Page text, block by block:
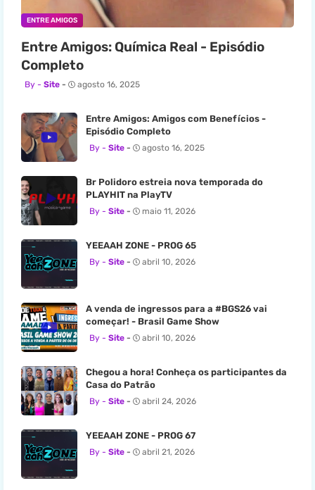
ENTRE AMIGOS
Entre Amigos: Química Real - Episódio
Completo
Site agosto 16, 2025
Entre Amigos: Amigos com Benefícios -
Episódio Completo
Site agosto 16, 2025
Br Polidoro estreia nova temporada do
PLAYHIT na PlayTV
Site maio 11, 2026
YEEAAH ZONE - PROG 65
Site abril 10, 2026
A venda de ingressos para a #BGS26 vai
começar! - Brasil Game Show
Site abril 10, 2026
Chegou a hora! Conheça os participantes da
Casa do Patrão
Site abril 24, 2026
YEEAAH ZONE - PROG 67
Site abril 21, 2026